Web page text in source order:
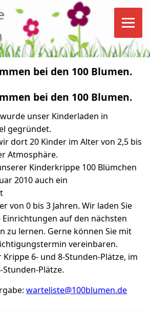
bei den 100 Blumen.
bei den 100 Blumen.
unser Kinderladen in
gegründet.
dort 20 Kinder im Alter von 2,5 bis
Atmosphäre.
Kinderkrippe 100 Blümchen
2010 auch ein
von 0 bis 3 Jahren. Wir laden Sie
auf den nächsten
zu lernen. Gerne können Sie mit
vereinbaren.
6- und 8-Stunden-Plätze, im
Plätze.
warteliste@100blumen.de